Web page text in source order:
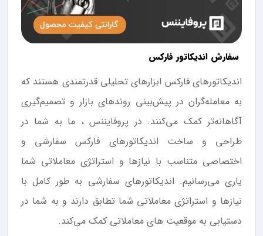
سفارش اندیکاتور فارکس
اندیکاتورهای فارکس ابزارهای تحلیلی قدرتمندی هستند که
به معامله‌گران در پیش‌بینی روندهای بازار و تصمیم‌گیری
آگاهانه‌تر کمک می‌کنند. در پروفایننس ، ما به شما در
طراحی و ساخت اندیکاتورهای فارکس سفارشی و
اختصاصی متناسب با نیازها و استراتژی معاملاتی شما
یاری می‌رسانیم. اندیکاتورهای سفارشی به طور کامل با
نیازها و استراتژی معاملاتی شما تطابق دارند و به شما در
دستیابی به موقعیت های معاملاتی کمک می‌کند.